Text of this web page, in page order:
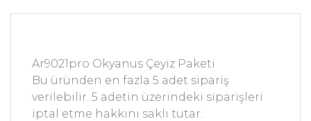
Ar9021pro Okyanus Çeyiz Paketi
Bu üründen en fazla 5 adet sipariş
verilebilir. 5 adetin üzerindeki siparişleri
iptal etme hakkını saklı tutar.